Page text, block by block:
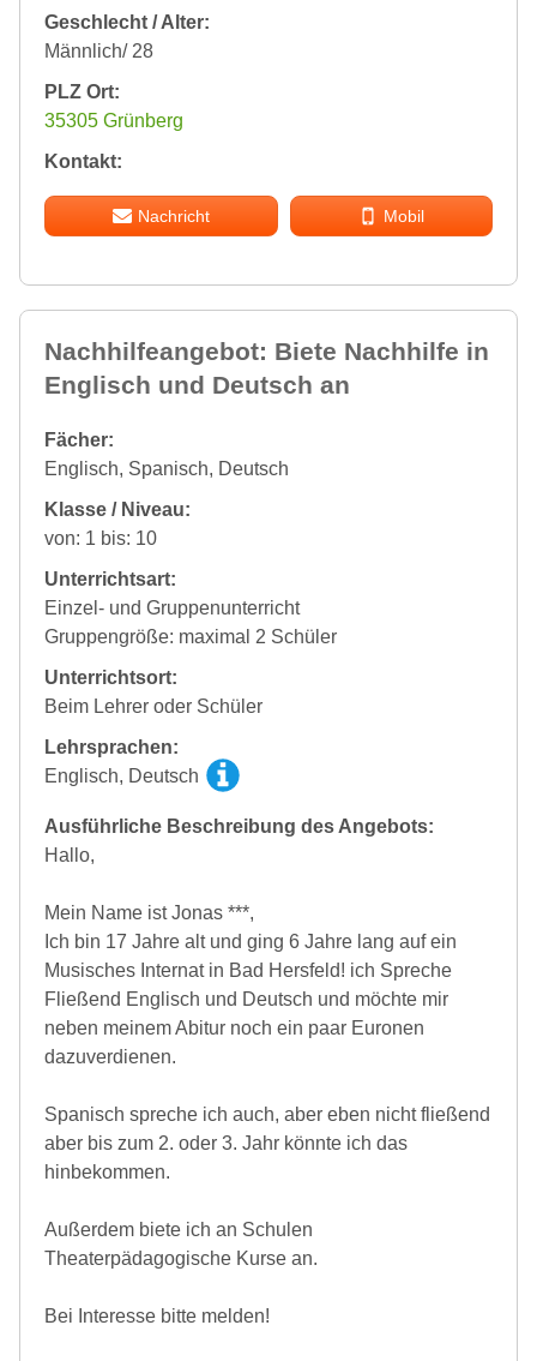
Geschlecht / Alter:
Männlich/ 28
PLZ Ort:
35305 Grünberg
Kontakt:
Nachricht Mobil
Nachhilfeangebot: Biete Nachhilfe in
Englisch und Deutsch an
Fächer:
Englisch, Spanisch, Deutsch
Klasse / Niveau:
von: 1 bis: 10
Unterrichtsart:
Einzel- und Gruppenunterricht
Gruppengröße: maximal 2 Schüler
Unterrichtsort:
Beim Lehrer oder Schüler
Lehrsprachen:
Englisch, Deutsch
Ausführliche Beschreibung des Angebots:
Hallo,
Mein Name ist Jonas ***,
Ich bin 17 Jahre alt und ging 6 Jahre lang auf ein
Musisches Internat in Bad Hersfeld! ich Spreche
Fließend Englisch und Deutsch und möchte mir
neben meinem Abitur noch ein paar Euronen
dazuverdienen.
Spanisch spreche ich auch, aber eben nicht fließend
aber bis zum 2. oder 3. Jahr könnte ich das
hinbekommen.
Außerdem biete ich an Schulen
Theaterpädagogische Kurse an.
Bei Interesse bitte melden!